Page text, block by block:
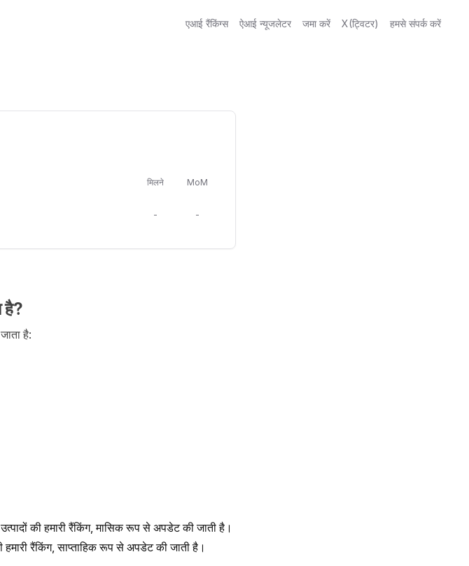
एआई रैंकिंग्स ऐआई न्यूजलेटर जमा करें X(ट्विटर) हमसे संपर्क करें
मिलने MoM
- -
है?
है:
की हमारी रैंकिंग, मासिक रूप से अपडेट की जाती है।
रैंकिंग, साप्ताहिक रूप से अपडेट की जाती है।